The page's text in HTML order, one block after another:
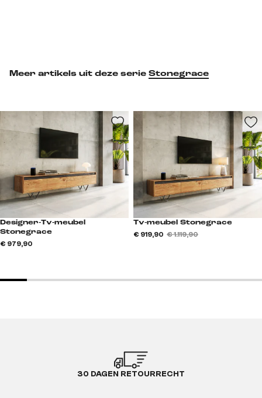
Meer artikels uit deze serie Stonegrace
Designer-Tv-meubel
Stonegrace
€ 979,90
Tv-meubel Stonegrace
€ 919,90 € 1.119,90
30 DAGEN RETOURRECHT